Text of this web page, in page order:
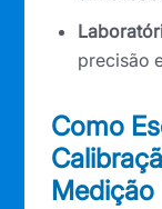
precisão
Como
Medição